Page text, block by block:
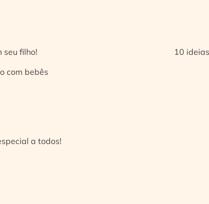
seu filho!
10
com bebês
a todos!